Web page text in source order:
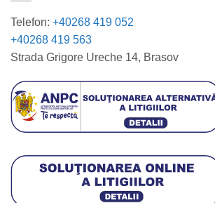
Telefon: +40268 419 052
+40268 419 563
Strada Grigore Ureche 14, Brasov